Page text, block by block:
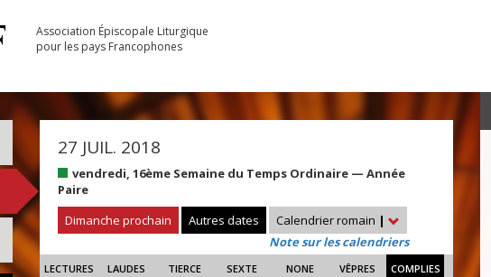
Association Épiscopale Liturgique
pour les pays Francophones
27 JUIL. 2018
vendredi, 16ème Semaine du Temps Ordinaire — Année
Paire
Dimanche prochain
Autres dates Calendrier romain |
Note sur les calendriers
LECTURES LAUDES TIERCE SEXTE NONE VÊPRES COMPLIES